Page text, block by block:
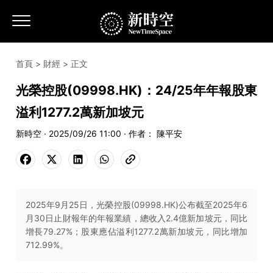
首頁 > 財經 > 正文
光榮控股(09998.HK)：24/25年年報股東
溢利1277.2萬新加坡元
新時空 · 2025/09/26 11:00 · 作者： 陳平安
2025年9月25日，光榮控股(09998.HK)公布截至2025年6
月30日止財報年的年報業績，總收入2.4億新加坡元，同比
增長79.27%；股東應佔溢利1277.2萬新加坡元，同比增加
712.99%。